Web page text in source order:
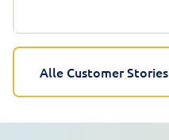
Alle Customer Stories